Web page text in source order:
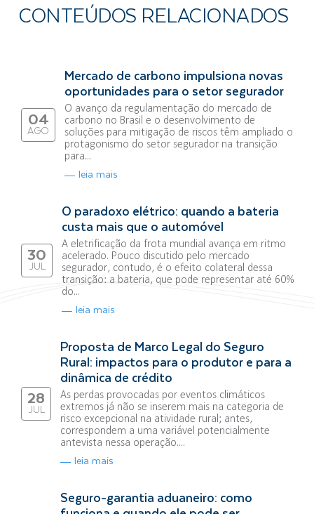
CONTEÚDOS RELACIONADOS
04
AGO
Mercado de carbono impulsiona novas
oportunidades para o setor segurador
O avanço da regulamentação do mercado de
carbono no Brasil e o desenvolvimento de
soluções para mitigação de riscos têm ampliado o
protagonismo do setor segurador na transição
para...
leia mais
30
JUL
O paradoxo elétrico: quando a bateria
custa mais que o automóvel
A eletrificação da frota mundial avança em ritmo
acelerado. Pouco discutido pelo mercado
segurador, contudo, é o efeito colateral dessa
transição: a bateria, que pode representar até 60%
do...
leia mais
28
JUL
Proposta de Marco Legal do Seguro
Rural: impactos para o produtor e para a
dinâmica de crédito
As perdas provocadas por eventos climáticos
extremos já não se inserem mais na categoria de
risco excepcional na atividade rural; antes,
correspondem a uma variável potencialmente
antevista nessa operação....
leia mais
Seguro-garantia aduaneiro: como